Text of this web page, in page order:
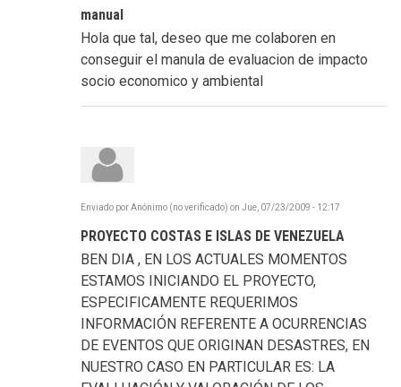
manual
Hola que tal, deseo que me colaboren en
conseguir el manula de evaluacion de impacto
socio economico y ambiental
Enviado porAnónimo (no verificado) on Jue, 07/23/2009 - 12:17
PROYECTO COSTAS E ISLAS DE VENEZUELA
BEN DIA , EN LOS ACTUALES MOMENTOS
ESTAMOS INICIANDO EL PROYECTO,
ESPECIFICAMENTE REQUERIMOS
INFORMACIÓN REFERENTE A OCURRENCIAS
DE EVENTOS QUE ORIGINAN DESASTRES, EN
NUESTRO CASO EN PARTICULAR ES: LA